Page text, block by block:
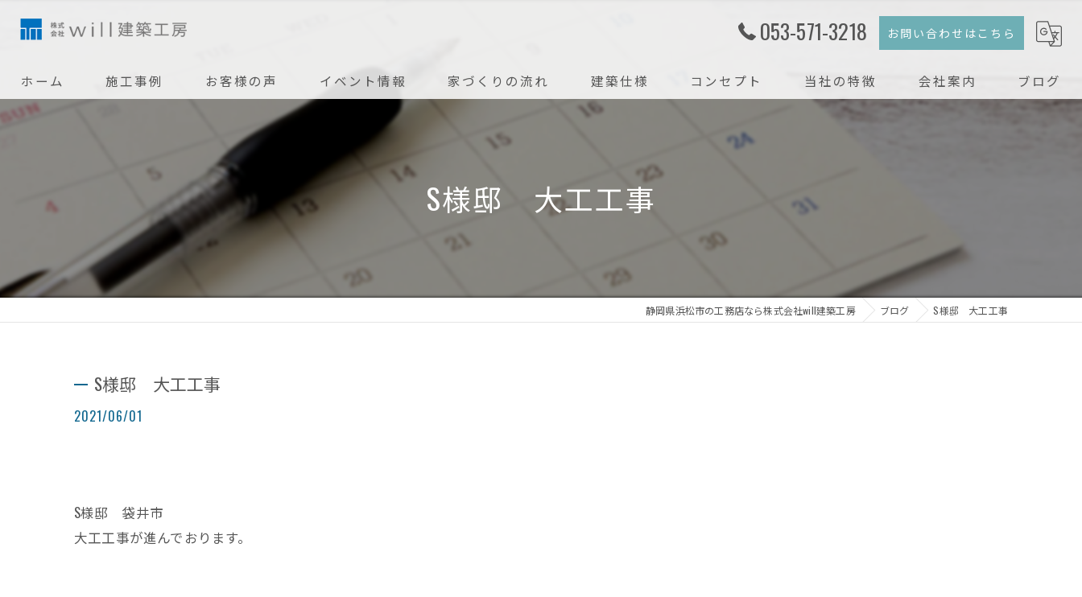
053-571-3218 お問い合わせはこちら
ホーム 施工事例 お客様の声 イベント情報 家づくりの流れ
アフターメンテナンス
建築仕様 コンセプト 当社の特徴
戸建て
リノベーション
会社案内 ブログ
S様邸 大工工事
静岡県浜松市の工務店なら株式会社will建築工房 ブログ S様邸 大工工事
S様邸 大工工事
2021/06/01
S様邸 袋井市
大工工事が進んでおります。